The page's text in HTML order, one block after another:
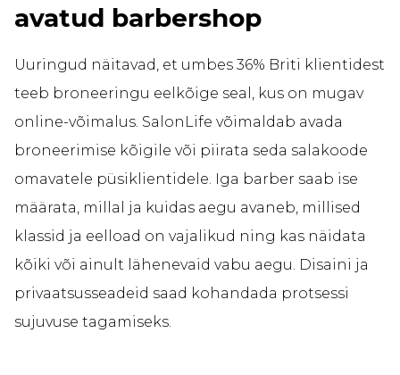
avatud barbershop
Uuringud näitavad, et umbes 36% Briti klientidest
teeb broneeringu eelkõige seal, kus on mugav
online-võimalus. SalonLife võimaldab avada
broneerimise kõigile või piirata seda salakoode
omavatele püsiklientidele. Iga barber saab ise
määrata, millal ja kuidas aegu avaneb, millised
klassid ja eelload on vajalikud ning kas näidata
kõiki või ainult lähenevaid vabu aegu. Disaini ja
privaatsusseadeid saad kohandada protsessi
sujuvuse tagamiseks.